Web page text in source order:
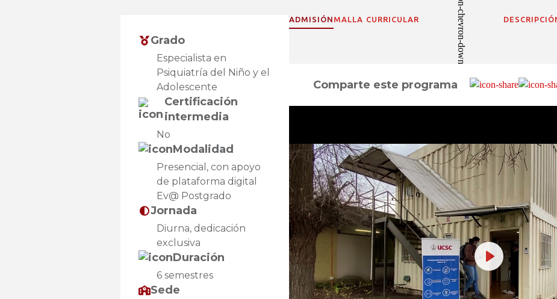
Grado
Especialista en
Psiquiatría del Niño y el
Adolescente
Certificación
intermedia
No
Modalidad
Presencial, con apoyo
de plataforma digital
Ev@ Postgrado
Jornada
Diurna, dedicación
exclusiva
Duración
6 semestres
Sede
ADMISIÓN MALLA CURRICULAR
Comparte este programa
Play